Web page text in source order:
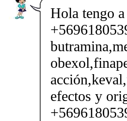
Hola tengo
efectos y